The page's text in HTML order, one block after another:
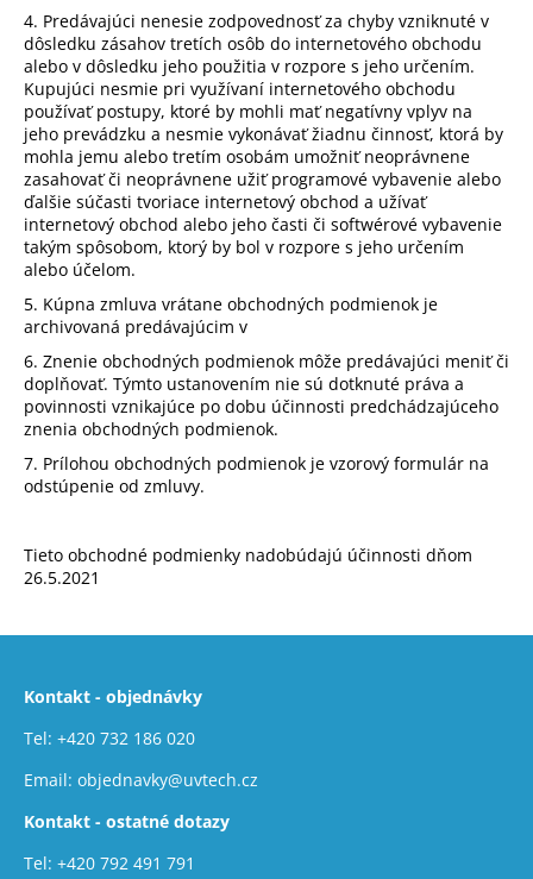
4. Predávajúci nenesie zodpovednosť za chyby vzniknuté v
dôsledku zásahov tretích osôb do internetového obchodu
alebo v dôsledku jeho použitia v rozpore s jeho určením.
Kupujúci nesmie pri využívaní internetového obchodu
používať postupy, ktoré by mohli mať negatívny vplyv na
jeho prevádzku a nesmie vykonávať žiadnu činnosť, ktorá by
mohla jemu alebo tretím osobám umožniť neoprávnene
zasahovať či neoprávnene užiť programové vybavenie alebo
ďalšie súčasti tvoriace internetový obchod a užívať
internetový obchod alebo jeho časti či softwérové vybavenie
takým spôsobom, ktorý by bol v rozpore s jeho určením
alebo účelom.
5. Kúpna zmluva vrátane obchodných podmienok je
archivovaná predávajúcim v
6. Znenie obchodných podmienok môže predávajúci meniť či
doplňovať. Týmto ustanovením nie sú dotknuté práva a
povinnosti vznikajúce po dobu účinnosti predchádzajúceho
znenia obchodných podmienok.
7. Prílohou obchodných podmienok je vzorový formulár na
odstúpenie od zmluvy.
Tieto obchodné podmienky nadobúdajú účinnosti dňom
26.5.2021
Kontakt - objednávky
Tel: +420 732 186 020
Email: objednavky@uvtech.cz
Kontakt - ostatné dotazy
Tel: +420 792 491 791